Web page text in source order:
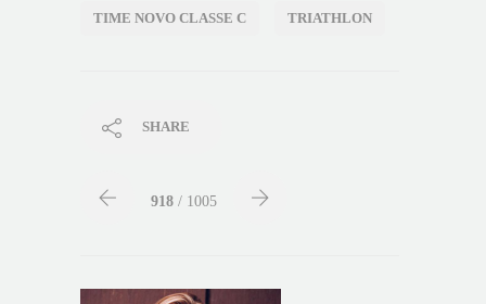
TIME NOVO CLASSE C TRIATHLON
SHARE
918 / 1005